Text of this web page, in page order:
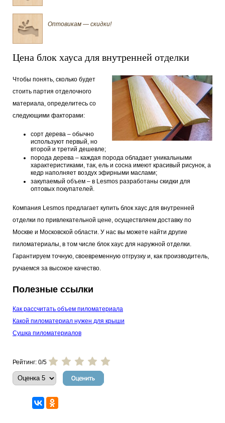
Оптовикам — скидки!
Цена блок хауса для внутренней отделки
Чтобы понять, сколько будет
стоить партия отделочного
материала, определитесь со
следующими факторами:
сорт дерева – обычно
используют первый, но
второй и третий дешевле;
порода дерева – каждая порода обладает уникальными
характеристиками, так, ель и сосна имеют красивый рисунок, а
кедр наполняет воздух эфирными маслами;
закупаемый объем – в Lesmos разработаны скидки для
оптовых покупателей.
Компания Lesmos предлагает купить блок хаус для внутренней
отделки по привлекательной цене, осуществляем доставку по
Москве и Московской области. У нас вы можете найти другие
пиломатериалы, в том числе блок хаус для наружной отделки.
Гарантируем точную, своевременную отгрузку и, как производитель,
ручаемся за высокое качество.
Полезные ссылки
Как рассчитать объем пиломатериала
Какой пиломатериал нужен для крыши
Сушка пиломатериалов
Рейтинг: 0/5